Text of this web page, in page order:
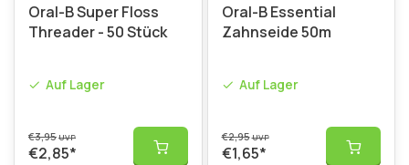
Oral-B Super Floss
Threader - 50 Stück
Auf Lager
€3,95UVP
€2,85*
Oral-B Essential
Zahnseide 50m
Auf Lager
€2,95UVP
€1,65*